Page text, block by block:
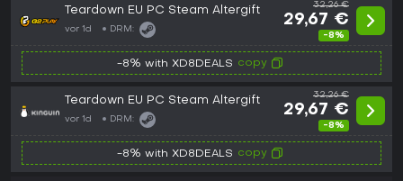
Teardown EU PC Steam Altergift
vor 1d DRM:
32,26 €
29,67 €
-8%
-8% with XD8DEALS copy
Teardown EU PC Steam Altergift
vor 1d DRM:
32,26 €
29,67 €
-8%
-8% with XD8DEALS copy